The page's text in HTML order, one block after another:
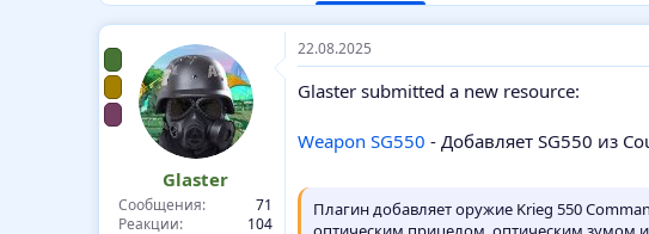
м
а
л
а
Glaster
Сообщения
71
Реакции
104
22.08.2025
Glaster submitted a new resource:
Weapon SG550 - Добавляет SG550 из
Плагин добавляет оружие Krieg 550